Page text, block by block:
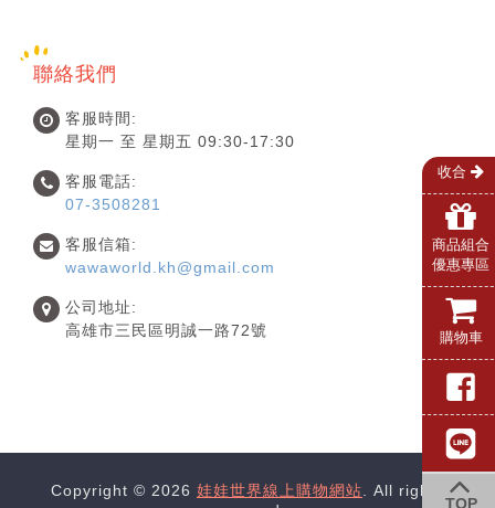
聯絡我們
客服時間:
星期一 至 星期五 09:30-17:30
客服電話:
07-3508281
客服信箱:
wawaworld.kh@gmail.com
公司地址:
高雄市三民區明誠一路72號
Copyright © 2026 娃娃世界線上購物網站. All rights
收合
商品組合
優惠專區
購物車
TOP